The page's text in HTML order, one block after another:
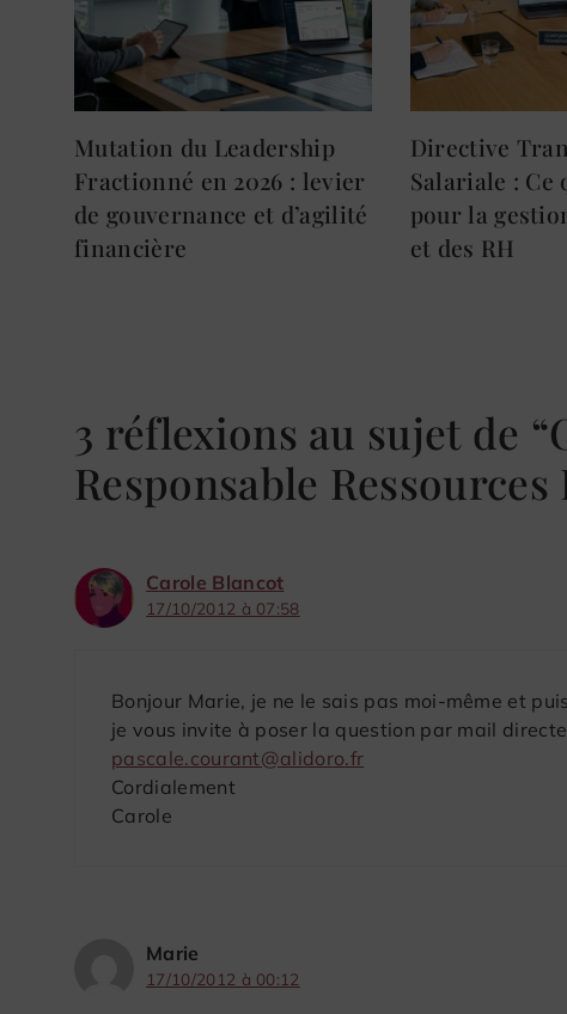
Mutation du Leadership
Fractionné en 2026 : levier
de gouvernance et d’agilité
financière
Directive
Salariale : Ce
pour la
et des RH
3 réflexions au sujet de
Responsable
Carole Blancot
17/10/2012 à 07:58
Bonjour Marie, je ne le sais pas moi-même et
je vous invite à poser la question par mail
pascale.courant@alidoro.fr
Cordialement
Carole
Marie
17/10/2012 à 00:12